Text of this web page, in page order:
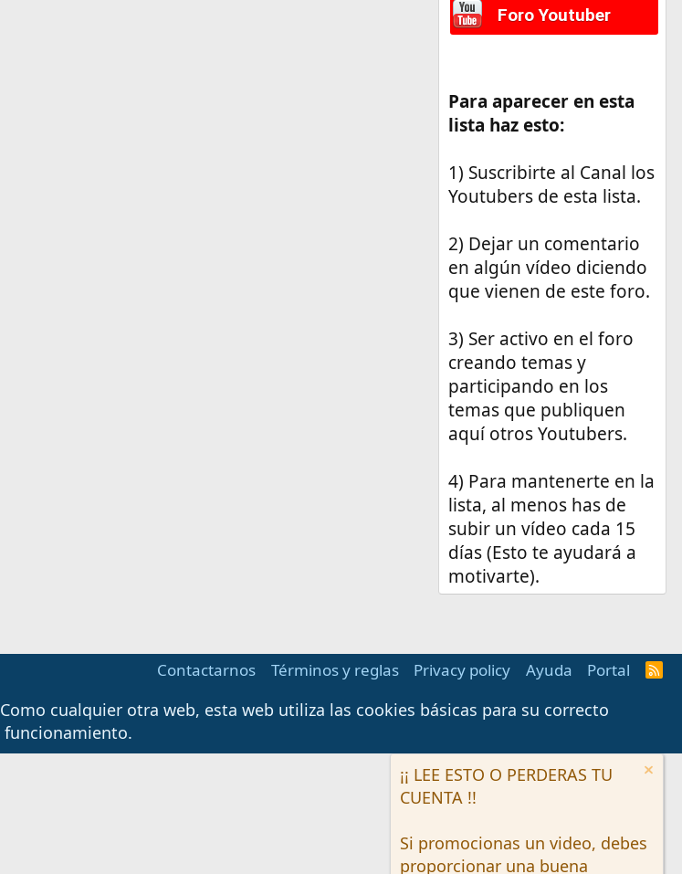
Foro Youtuber
Para aparecer en esta
lista haz esto:
1) Suscribirte al Canal los
Youtubers de esta lista.
2) Dejar un comentario
en algún vídeo diciendo
que vienen de este foro.
3) Ser activo en el foro
creando temas y
participando en los
temas que publiquen
aquí otros Youtubers.
4) Para mantenerte en la
lista, al menos has de
subir un vídeo cada 15
días (Esto te ayudará a
motivarte).
Contactarnos Términos y reglas Privacy policy Ayuda Portal
R
Como cualquier otra web, esta web utiliza las cookies básicas para su correcto
funcionamiento.
¡¡ LEE ESTO O PERDERAS TU
CUENTA !!
Si promocionas un video, debes
proporcionar una buena